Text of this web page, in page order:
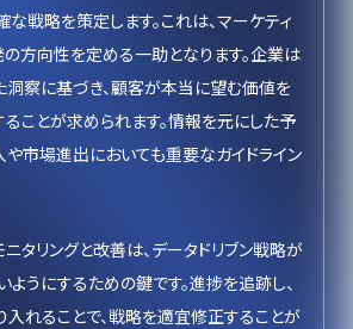
戦略を策定します。これは、マーケティ
方向性を定める一助となります。企業は
洞察に基づき、顧客が本当に望む価値を
ことが求められます。情報を元にした予
市場進出においても重要なガイドライン
タリングと改善は、データドリブン戦略が
うにするための鍵です。進捗を追跡し、
れることで、戦略を適宜修正することが